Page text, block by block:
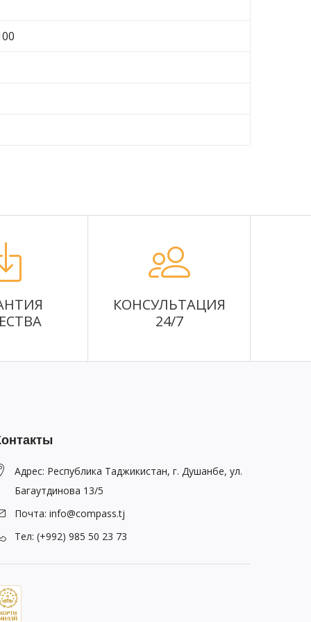
КОНСУЛЬТАЦИЯ
24/7
Адрес: Республика Таджикистан, г. Душанбе, ул.
Багаутдинова 13/5
Почта: info@compass.tj
Тел: (+992) 985 50 23 73